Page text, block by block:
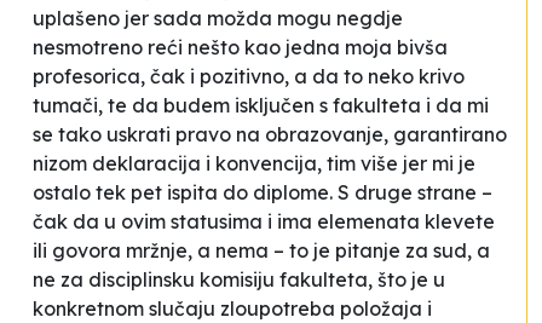
uplašeno jer sada možda mogu negdje
nesmotreno reći nešto kao jedna moja bivša
profesorica, čak i pozitivno, a da to neko krivo
tumači, te da budem isključen s fakulteta i da mi
se tako uskrati pravo na obrazovanje, garantirano
nizom deklaracija i konvencija, tim više jer mi je
ostalo tek pet ispita do diplome. S druge strane –
čak da u ovim statusima i ima elemenata klevete
ili govora mržnje, a nema – to je pitanje za sud, a
ne za disciplinsku komisiju fakulteta, što je u
konkretnom slučaju zloupotreba položaja i